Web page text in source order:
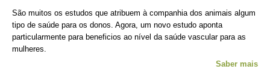
São muitos os estudos que atribuem à companhia dos animais algum
tipo de saúde para os donos. Agora, um novo estudo aponta
particularmente para beneficios ao nível da saúde vascular para as
mulheres.
Saber mais